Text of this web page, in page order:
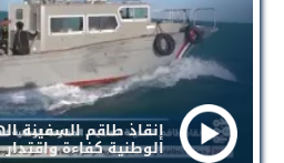
إنقاذ طاقم السفينة
الوطنية كفاءة واقتدار